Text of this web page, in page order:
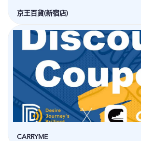
京王百貨(新宿店)
CARRYME